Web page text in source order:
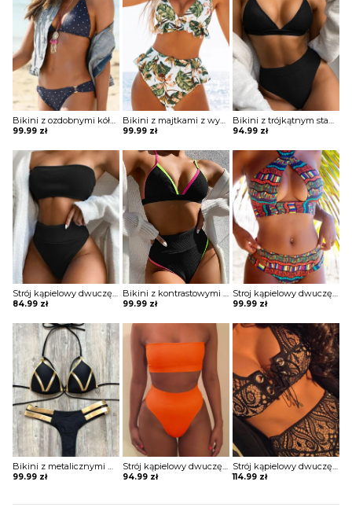
Bikini z ozdobnymi kółkami
99.99 zł
Bikini z majtkami z wysokim stanem z falbankami
99.99 zł
Bikini z trójkątnym stanikiem
94.99 zł
Strój kąpielowy dwuczęściowy z wyciętymi majtkami i bandażowym topem
84.99 zł
Bikini z kontrastowymi lamówkami
99.99 zł
Stroj kąpielowy dwuczęściowy z wycięciem na biuście
99.99 zł
Bikini z metalicznymi wstawkami
99.99 zł
Strój kąpielowy dwuczęściowy z bandażową górą
94.99 zł
Strój kąpielowy dwuczęściowy koronkowy ze sznurowaniem na biuście
114.99 zł